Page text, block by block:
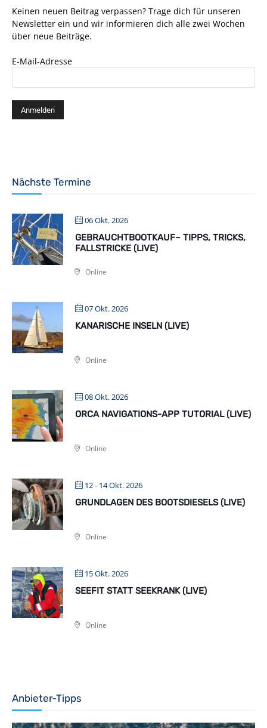
Keinen neuen Beitrag verpassen? Trage dich für unseren
Newsletter ein und wir informieren dich alle zwei Wochen
über neue Beiträge.
E-Mail-Adresse
Nächste Termine
06 Okt. 2026
GEBRAUCHTBOOTKAUF– TIPPS, TRICKS,
FALLSTRICKE (LIVE)
Online
07 Okt. 2026
KANARISCHE INSELN (LIVE)
Online
08 Okt. 2026
ORCA NAVIGATIONS-APP TUTORIAL (LIVE)
Online
12 - 14 Okt. 2026
GRUNDLAGEN DES BOOTSDIESELS (LIVE)
Online
15 Okt. 2026
SEEFIT STATT SEEKRANK (LIVE)
Online
Anbieter-Tipps